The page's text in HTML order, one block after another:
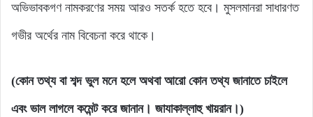
অভিভাবকগণ নামকরণের সময় আরও সতর্ক হতে হবে। মুসলমানরা সাধারণত
গভীর অর্থের নাম বিবেচনা করে থাকে।
(কোন তথ্য বা শব্দ ভুল মনে হলে অথবা আরো কোন তথ্য জানাতে চাইলে
এবং ভাল লাগলে কমেন্ট করে জানান। জাযাকাল্লাহু খায়রান।)